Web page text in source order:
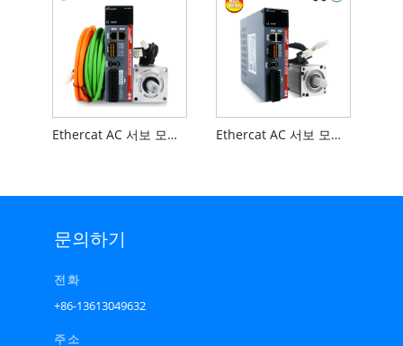
Ethercat AC 서보 모터 1000W 3000rpm 3.2nm 키트 Ethercat AC 서보 모터 400W 3000rpm 1.27nm A 키트
문의하기
전화
+86-13613049632
주소